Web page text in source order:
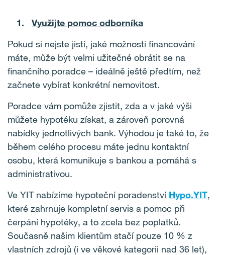
Využijte pomoc odborníka
Pokud si nejste jistí, jaké možnosti financování
máte, může být velmi užitečné obrátit se na
finančního poradce – ideálně ještě předtím, než
začnete vybírat konkrétní nemovitost.
Poradce vám pomůže zjistit, zda a v jaké výši
můžete hypotéku získat, a zároveň porovná
nabídky jednotlivých bank. Výhodou je také to, že
během celého procesu máte jednu kontaktní
osobu, která komunikuje s bankou a pomáhá s
administrativou.
Ve YIT nabízíme hypoteční poradenství Hypo.YIT,
které zahrnuje kompletní servis a pomoc při
čerpání hypotéky, a to zcela bez poplatků.
Současně našim klientům stačí pouze 10 % z
vlastních zdrojů (i ve věkové kategorii nad 36 let),